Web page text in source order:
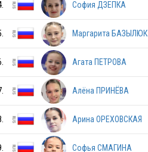
София ДЗЕПКА
Маргарита БАЗЫЛЮК
Агата ПЕТРОВА
Алёна ПРИНЁВА
Арина ОРЕХОВСКАЯ
Софья СМАГИНА